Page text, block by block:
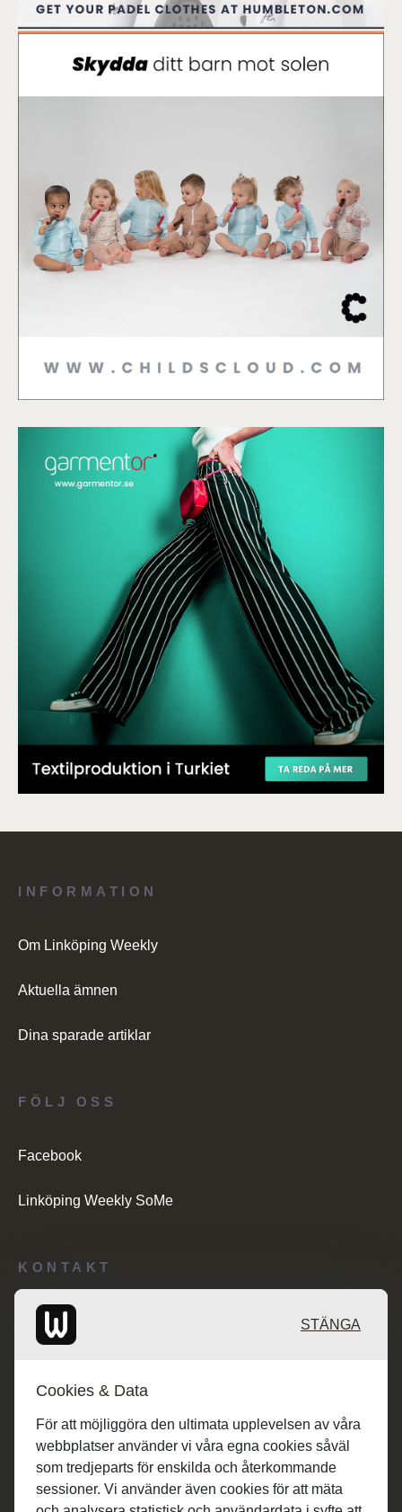
INFORMATION
Om Linköping Weekly
Aktuella ämnen
Dina sparade artiklar
KONTAKT
Redaktionen: desk@maratongroup.com
FÖLJ OSS
Facebook
Linköping Weekly SoMe
STÄNGA
Cookies & Data
För att möjliggöra den ultimata upplevelsen av våra
webbplatser använder vi våra egna cookies såväl
som tredjeparts för enskilda och återkommande
sessioner. Vi använder även cookies för att mäta